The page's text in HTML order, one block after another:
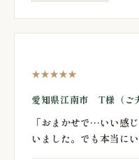
★★★★★
愛知県江南市 T様（ご
「おまかせで…いい感
いました。でも本当に